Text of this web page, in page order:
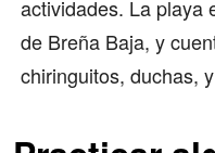
actividades. La playa
de Breña Baja, y
chiringuitos, duchas,